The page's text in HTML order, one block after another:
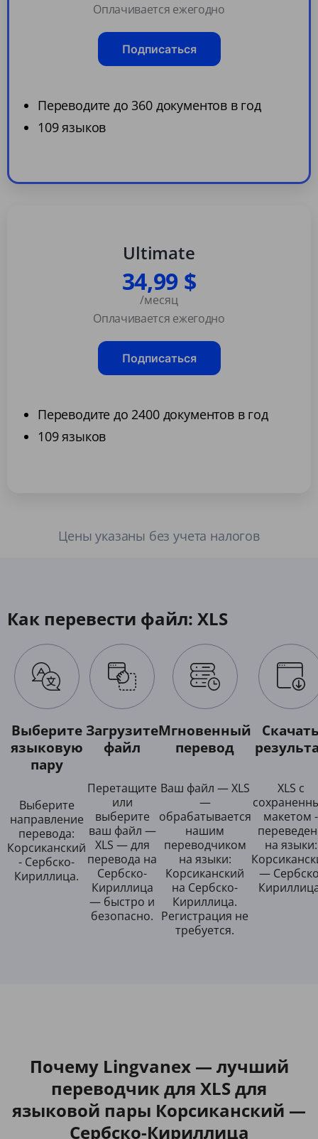
Оплачивается ежегодно
Подписаться
Переводите до 360 документов в год
109 языков
Ultimate
34,99 $
/месяц
Оплачивается ежегодно
Подписаться
Переводите до 2400 документов в год
109 языков
Цены указаны без учета налогов
Как перевести файл: XLS
Выберите
языковую
пару
Выберите
направление
перевода:
Корсиканский
- Сербско-
Кириллица.
Загрузите
файл
Перетащите
или
выберите
ваш файл —
XLS — для
перевода на
Сербско-
Кириллица
— быстро и
безопасно.
Мгновенный
перевод
Ваш файл — XLS
—
обрабатывается
нашим
переводчиком
на языки:
Корсиканский
на Сербско-
Кириллица.
Регистрация не
требуется.
XLS с
макетом -
на языки:
—
Почему Lingvanex — лучший
переводчик для XLS для
языковой пары Корсиканский —
Сербско-Кириллица